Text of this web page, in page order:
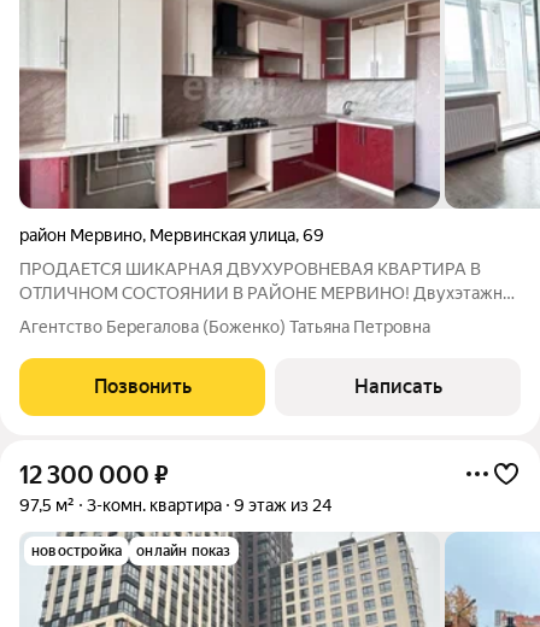
район Мервино, Мервинская улица,69
ПРОДАЕТСЯ ШИКАРНАЯ ДВУХУРОВНЕВАЯ КВАРТИРА В
ОТЛИЧНОМ СОСТОЯНИИ В РАЙОНЕ МЕРВИНО! Двухэтажная
квартира как альтернатива собственному дому, полностью
готовая к проживанию! Просторная кухня площадью 12,5
квадратных метра. В квартире 3 жилые комнаты
Агентство Берегалова (Боженко) Татьяна Петровна
Позвонить Написать
12 300 000 ₽
97,5 м² 3-комн. квартира 9 этаж из 24
новостройка онлайн показ